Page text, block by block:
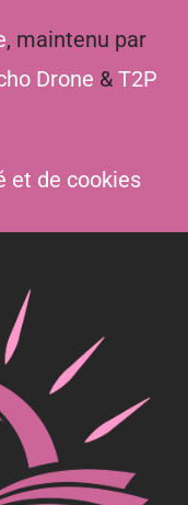
, maintenu par
Drone & T2P
et de cookies